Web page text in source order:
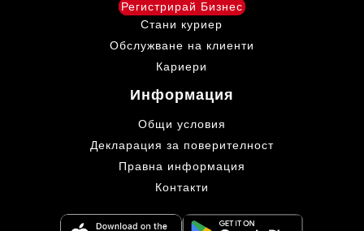
Регистрирай Бизнес
Стани куриер
Обслужване на клиенти
Кариери
Информация
Общи условия
Декларация за поверителност
Правна информация
Контакти